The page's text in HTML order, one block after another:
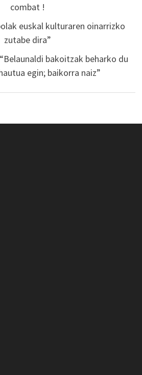
combat !
euskal kulturaren oinarrizko
zutabe dira”
bakoitzak beharko du
egin; baikorra naiz”